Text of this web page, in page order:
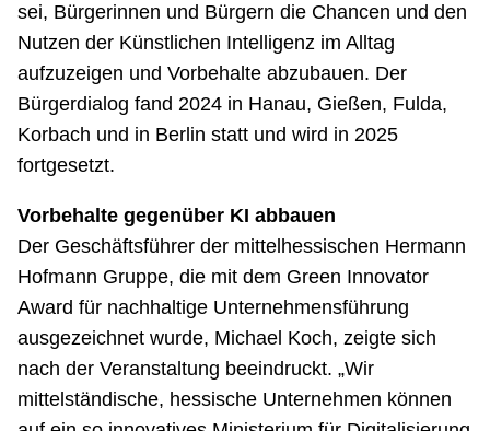
sei, Bürgerinnen und Bürgern die Chancen und den
Nutzen der Künstlichen Intelligenz im Alltag
aufzuzeigen und Vorbehalte abzubauen. Der
Bürgerdialog fand 2024 in Hanau, Gießen, Fulda,
Korbach und in Berlin statt und wird in 2025
fortgesetzt.
Vorbehalte gegenüber KI abbauen
Der Geschäftsführer der mittelhessischen Hermann
Hofmann Gruppe, die mit dem Green Innovator
Award für nachhaltige Unternehmensführung
ausgezeichnet wurde, Michael Koch, zeigte sich
nach der Veranstaltung beeindruckt. „Wir
mittelständische, hessische Unternehmen können